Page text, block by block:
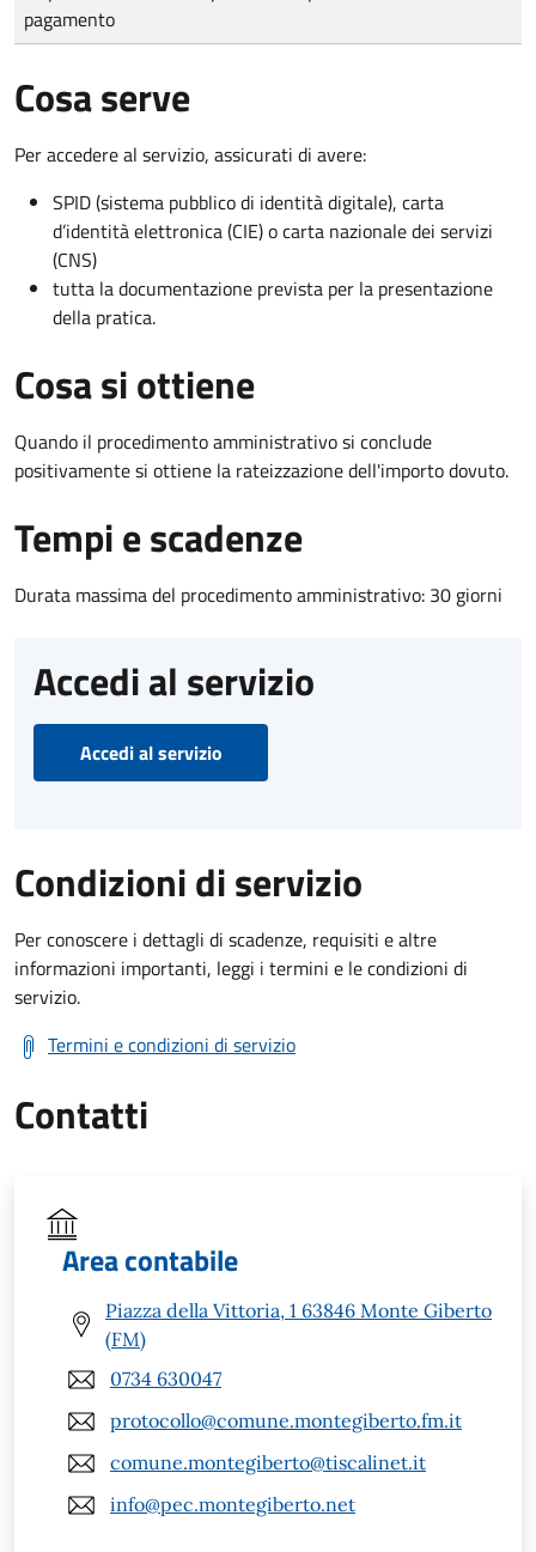
pagamento
Cosa serve
Per accedere al servizio, assicurati di avere:
SPID (sistema pubblico di identità digitale), carta
d’identità elettronica (CIE) o carta nazionale dei servizi
(CNS)
tutta la documentazione prevista per la presentazione
della pratica.
Cosa si ottiene
Quando il procedimento amministrativo si conclude
positivamente si ottiene la rateizzazione dell'importo dovuto.
Tempi e scadenze
Durata massima del procedimento amministrativo: 30 giorni
Accedi al servizio
Accedi al servizio
Condizioni di servizio
Per conoscere i dettagli di scadenze, requisiti e altre
informazioni importanti, leggi i termini e le condizioni di
servizio.
Termini e condizioni di servizio
Contatti
Area contabile
Piazza della Vittoria, 1 63846 Monte Giberto
(FM)
0734 630047
protocollo@comune.montegiberto.fm.it
comune.montegiberto@tiscalinet.it
info@pec.montegiberto.net